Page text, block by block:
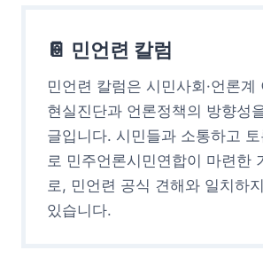
📔 민언련 칼럼
민언련 칼럼은 시민사회·언론계
현실진단과 언론정책의 방향성
글입니다. 시민들과 소통하고
로 민주언론시민연합이 마련한
로, 민언련 공식 견해와 일치하
있습니다.